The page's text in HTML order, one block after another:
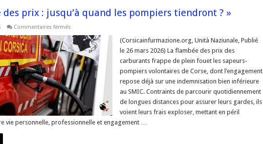
des prix : jusqu’à quand les pompiers tiendront ? »
Commentaires ferméssur
des
prix
:
jusqu’à
quand
les
pompiers
tiendront
? »
(Corsicainfurmazione.org, Unità Naziunale, Publié
le 26 mars 2026) La flambée des prix des
carburants frappe de plein fouet les sapeurs-
pompiers volontaires de Corse, dont l’engagement
repose déjà sur une indemnisation bien inférieure
au SMIC. Contraints de parcourir quotidiennement
de longues distances pour assurer leurs gardes, ils
voient leurs frais exploser, mettant en péril
vie personnelle, professionnelle et engagement …